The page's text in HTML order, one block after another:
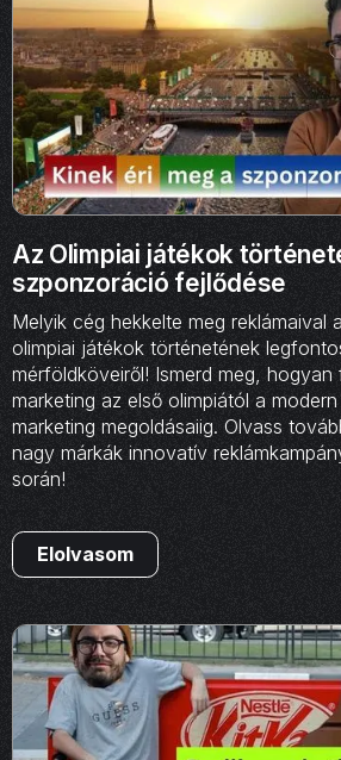
Az Olimpiai játékok
szponzoráció fejlődése
Melyik cég hekkelte meg reklámaival
olimpiai játékok történetének
mérföldköveiről! Ismerd meg, hogyan
marketing az első olimpiától a
marketing megoldásaiig. Olvass
nagy márkák innovatív
során!
Elolvasom